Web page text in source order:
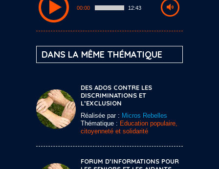
00:00 12:43
DANS LA MÊME THÉMATIQUE
DES ADOS CONTRE LES
DISCRIMINATIONS ET
L’EXCLUSION
Réalisée par : Micros Rebelles
Thématique : Education populaire,
citoyenneté et solidarité
FORUM D’INFORMATIONS POUR